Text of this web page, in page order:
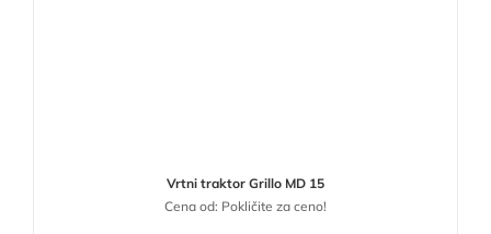
Vrtni traktor Grillo MD 15
Cena od: Pokličite za ceno!